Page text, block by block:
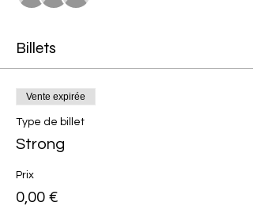
Billets
Vente expirée
Type de billet
Strong
Prix
0,00 €